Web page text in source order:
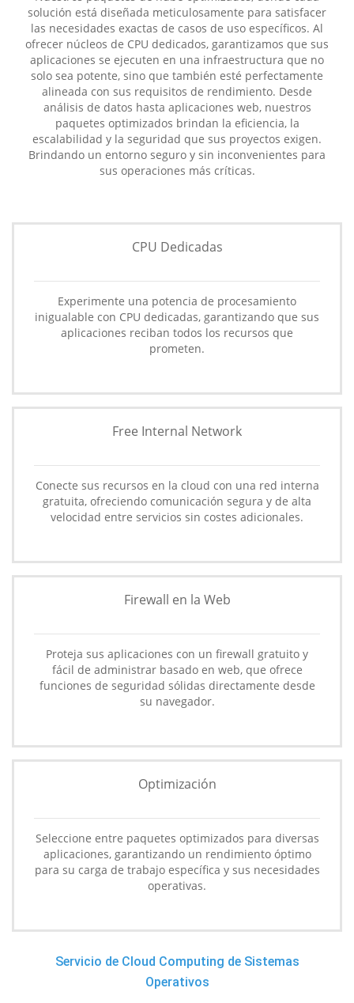
solución está diseñada meticulosamente para satisfacer
las necesidades exactas de casos de uso específicos. Al
ofrecer núcleos de CPU dedicados, garantizamos que sus
aplicaciones se ejecuten en una infraestructura que no
solo sea potente, sino que también esté perfectamente
alineada con sus requisitos de rendimiento. Desde
análisis de datos hasta aplicaciones web, nuestros
paquetes optimizados brindan la eficiencia, la
escalabilidad y la seguridad que sus proyectos exigen.
Brindando un entorno seguro y sin inconvenientes para
sus operaciones más críticas.
CPU Dedicadas
Experimente una potencia de procesamiento
inigualable con CPU dedicadas, garantizando que sus
aplicaciones reciban todos los recursos que
prometen.
Free Internal Network
Conecte sus recursos en la cloud con una red interna
gratuita, ofreciendo comunicación segura y de alta
velocidad entre servicios sin costes adicionales.
Firewall en la Web
Proteja sus aplicaciones con un firewall gratuito y
fácil de administrar basado en web, que ofrece
funciones de seguridad sólidas directamente desde
su navegador.
Optimización
Seleccione entre paquetes optimizados para diversas
aplicaciones, garantizando un rendimiento óptimo
para su carga de trabajo específica y sus necesidades
operativas.
Servicio de Cloud Computing de Sistemas
Operativos